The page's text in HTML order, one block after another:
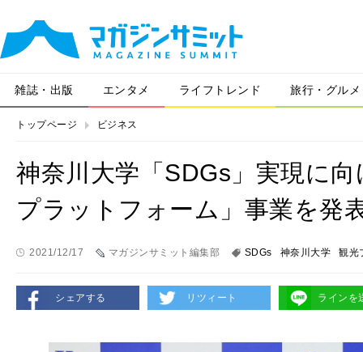
雑誌・出版 エンタメ ライフトレンド 旅行・グルメ
トップページ ビジネス
神奈川大学「SDGs」実現に
プラットフォーム」事業を発
2021/12/17 マガジンサミット編集部 SDGs 神奈川大学 観光
シェアする リツィート ラインを